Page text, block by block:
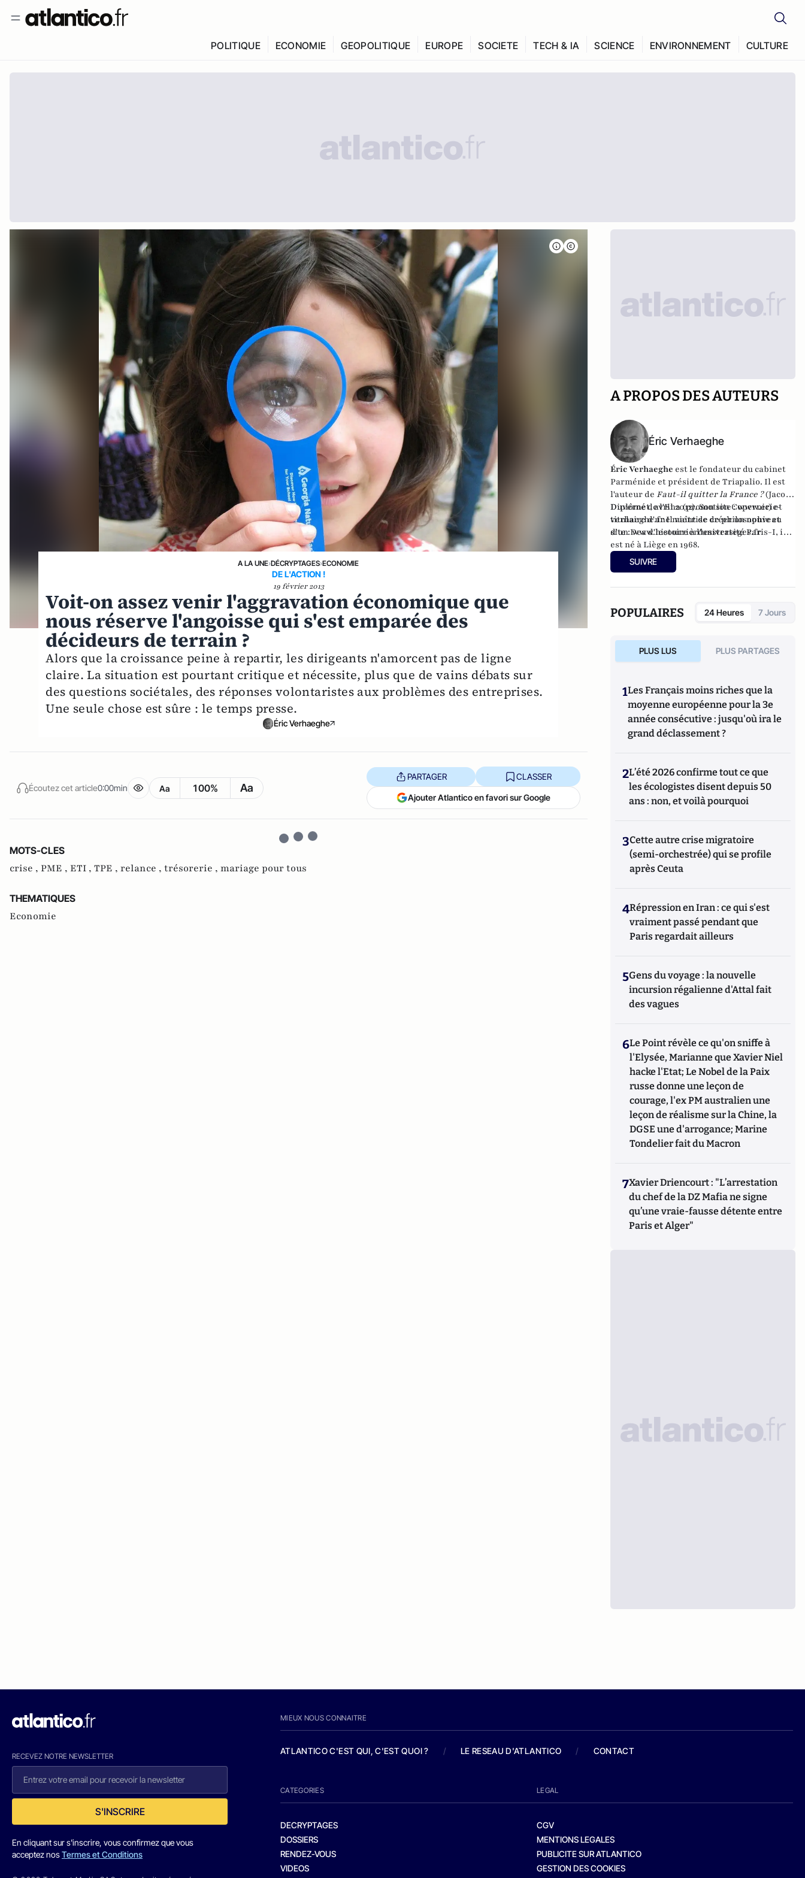
POLITIQUE ECONOMIE GEOPOLITIQUE EUROPE SOCIETE TECH & IA SCIENCE ENVIRONNEMENT CULTURE
A LA UNE›DÉCRYPTAGES›ECONOMIE
DE L'ACTION !
19 février 2013
Voit-on assez venir l'aggravation économique que
nous réserve l'angoisse qui s'est emparée des
décideurs de terrain ?
Alors que la croissance peine à repartir, les dirigeants n'amorcent pas de ligne
claire. La situation est pourtant critique et nécessite, plus que de vains débats sur
des questions sociétales, des réponses volontaristes aux problèmes des entreprises.
Une seule chose est sûre : le temps presse.
Éric Verhaeghe
Écoutez cet article0:00min Aa 100% Aa
PARTAGER CLASSER
Ajouter Atlantico en favori sur Google
MOTS-CLES
crise , PME , ETI , TPE , relance , trésorerie , mariage pour tous
THEMATIQUES
Economie
A PROPOS DES AUTEURS
Éric Verhaeghe
Éric Verhaeghe est le fondateur du cabinet
Parménide et président deTriapalio. Il est
l'auteur de Faut-il quitter la France ?(Jacob-
Duvernet, avril 2012). Son site :www.eric-
verhaeghe.frIl vient de créer un nouveau
site :www.lecourrierdesstrateges.fr
Diplômé de l'Ena (promotion Copernic) et
titulaire d'une maîtrise de philosophie et
d'un Dea d'histoire à l'université Paris-I, il
est né à Liège en 1968.
SUIVRE
POPULAIRES 24 Heures 7 Jours
PLUS LUS PLUS PARTAGES
1Les Français moins riches que la
moyenne européenne pour la 3e
année consécutive : jusqu'où ira le
grand déclassement ?
2L’été 2026 confirme tout ce que
les écologistes disent depuis 50
ans : non, et voilà pourquoi
3Cette autre crise migratoire
(semi-orchestrée) qui se profile
après Ceuta
4Répression en Iran : ce qui s'est
vraiment passé pendant que
Paris regardait ailleurs
5Gens du voyage : la nouvelle
incursion régalienne d'Attal fait
des vagues
6Le Point révèle ce qu'on sniffe à
l'Elysée, Marianne que Xavier Niel
hacke l'Etat; Le Nobel de la Paix
russe donne une leçon de
courage, l'ex PM australien une
leçon de réalisme sur la Chine, la
DGSE une d'arrogance; Marine
Tondelier fait du Macron
7Xavier Driencourt : "L’arrestation
du chef de la DZ Mafia ne signe
qu’une vraie-fausse détente entre
Paris et Alger"
RECEVEZ NOTRE NEWSLETTER
S'INSCRIRE
En cliquant sur s'inscrire, vous confirmez que vous
acceptez nosTermes et Conditions
MIEUX NOUS CONNAITRE
ATLANTICO C'EST QUI, C'EST QUOI ? / LE RESEAU D'ATLANTICO / CONTACT
CATEGORIES
DECRYPTAGES
DOSSIERS
RENDEZ-VOUS
VIDEOS
LEGAL
CGV
MENTIONS LEGALES
PUBLICITE SUR ATLANTICO
GESTION DES COOKIES